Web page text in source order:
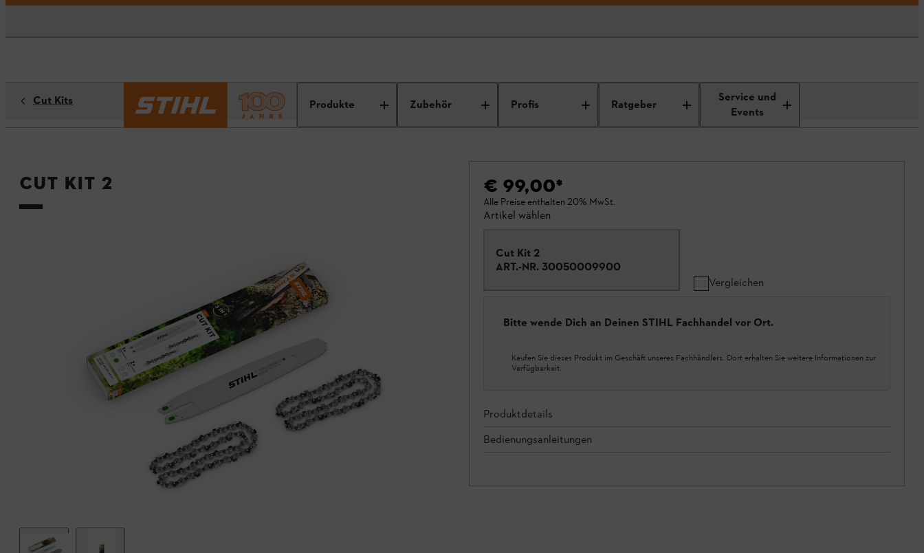
Produkte Zubehör Profis Ratgeber
Service und
Events
Cut Kits
Cut Kit 2 € 99,00*
Alle Preise enthalten 20% MwSt.
Artikel wählen
Cut Kit 2
ART.-NR. 30050009900
Vergleichen
Bitte wende Dich an Deinen STIHL Fachhandel vor Ort.
Kaufen Sie dieses Produkt im Geschäft unseres Fachhändlers. Dort erhalten Sie weitere Informationen zur
Verfügbarkeit.
Produktdetails
Bedienungsanleitungen